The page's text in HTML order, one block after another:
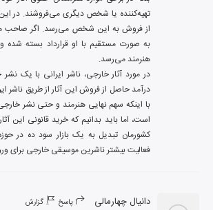
فعالیت بیشتر ناشرین موسیقی خارجی برای
دانیال چهارمالی پاسخ گزارش